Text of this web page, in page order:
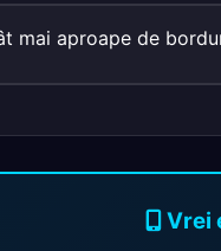
mai aproape de
Vrei